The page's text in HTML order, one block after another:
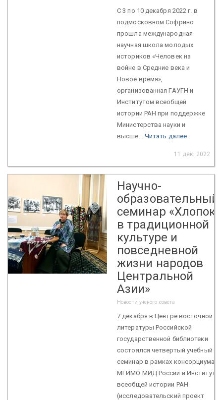
С 3 по 10 декабря 2022 г. в
подмосковном Софрино
прошла международная
научная школа молодых
историков «Человек на
войне в Средние века и
Новое время»,
организованная ГАУГН и
Институтом всеобщей
истории РАН при поддержке
Министерства науки и
высше... Читать далее
11 дек. 2022
Научно-
образовательный
семинар «Хлопок
в традиционной
культуре и
повседневной
жизни народов
Центральной
Азии»
Новости ученого совета
7 декабря в Центре восточной
литературы Российской
государственной библиотеки
состоялся четвертый учебный
семинар в рамках консорциума
МГИМО МИД России и Института
всеобщей истории РАН
(исследовательский проект